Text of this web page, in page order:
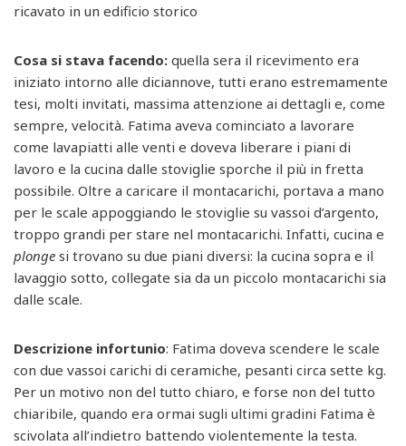
ricavato in un edificio storico
Cosa si stava facendo: quella sera il ricevimento era
iniziato intorno alle diciannove, tutti erano estremamente
tesi, molti invitati, massima attenzione ai dettagli e, come
sempre, velocità. Fatima aveva cominciato a lavorare
come lavapiatti alle venti e doveva liberare i piani di
lavoro e la cucina dalle stoviglie sporche il più in fretta
possibile. Oltre a caricare il montacarichi, portava a mano
per le scale appoggiando le stoviglie su vassoi d’argento,
troppo grandi per stare nel montacarichi. Infatti, cucina e
plonge si trovano su due piani diversi: la cucina sopra e il
lavaggio sotto, collegate sia da un piccolo montacarichi sia
dalle scale.
Descrizione infortunio: Fatima doveva scendere le scale
con due vassoi carichi di ceramiche, pesanti circa sette kg.
Per un motivo non del tutto chiaro, e forse non del tutto
chiaribile, quando era ormai sugli ultimi gradini Fatima è
scivolata all’indietro battendo violentemente la testa.